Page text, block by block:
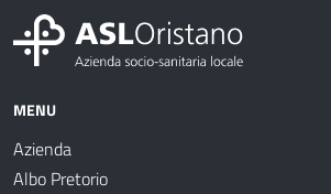
MENU
Azienda
Albo Pretorio